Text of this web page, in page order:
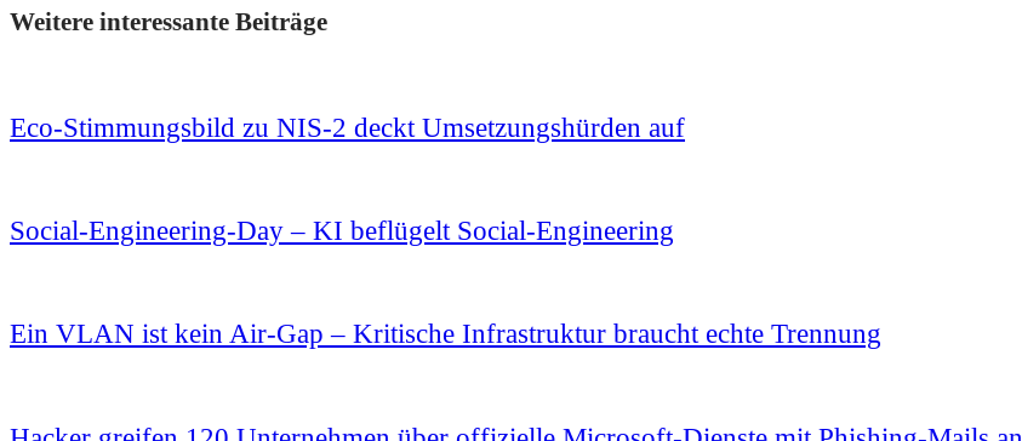
Weitere interessante Beiträge
Eco-Stimmungsbild zu NIS-2 deckt Umsetzungshürden auf
Social-Engineering-Day – KI beflügelt Social-Engineering
Ein VLAN ist kein Air-Gap – Kritische Infrastruktur braucht echte Trennung